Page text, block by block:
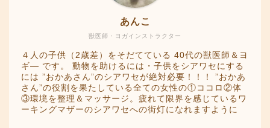
獣医師・ヨガインストラクター
あんこ
４人の子供（2歳差）をそだてている 40代の獣医師＆ヨ
ギ― です。 動物を助けるには・子供をシアワセにする
には ”おかあさん”のシアワセが絶対必要！！！ ”おかあ
さん”の役割を果たしている全ての女性の①ココロ②体
③環境を整理＆マッサージ。疲れて限界を感じているワ
ーキングマザーのシアワセへの街灯になれますように